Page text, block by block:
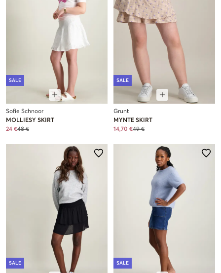
SALE
Sofie Schnoor
MOLLIESY SKIRT
24 €48 €
SALE
Grunt
MYNTE SKIRT
14,70 €49 €
SALE SALE